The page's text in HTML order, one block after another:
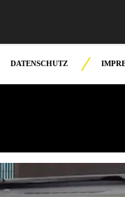
DATENSCHUTZ